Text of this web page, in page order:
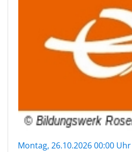
Montag, 26.10.2026 00:00 Uhr